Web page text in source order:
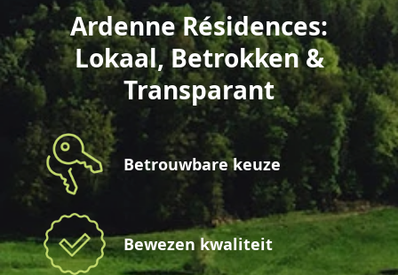
Ardenne Résidences:
Lokaal, Betrokken &
Transparant
Betrouwbare keuze
Bewezen kwaliteit